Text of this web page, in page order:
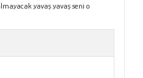
yavaş yavaş seni o